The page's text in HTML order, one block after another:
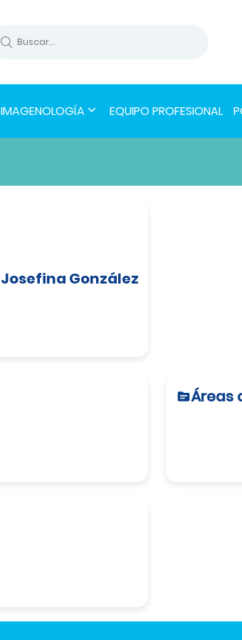
IMAGENOLOGÍA EQUIPO PROFESIONAL
Josefina González
Áreas